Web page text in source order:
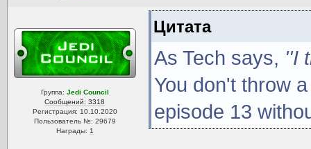
Группа: Jedi Council
Сообщений: 3318
Регистрация: 10.10.2020
Пользователь №: 29679
Награды: 1
Цитата
As Tech says, ''I
You don't throw
episode 13